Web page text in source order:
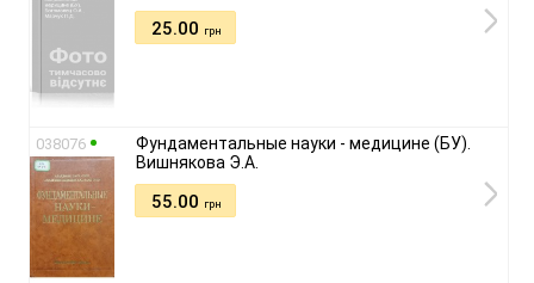
25.00 грн
038076
Фундаментальные науки - медицине (БУ).
Вишнякова Э.А.
55.00 грн